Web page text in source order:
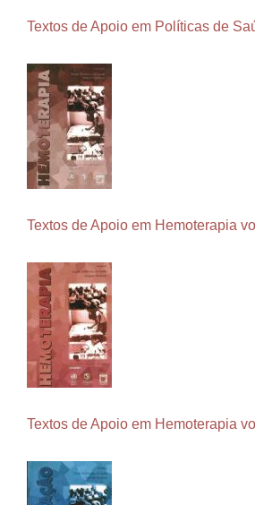
Textos de Apoio em Políticas de
Textos de Apoio em Hemoterapia
Textos de Apoio em Hemoterapia